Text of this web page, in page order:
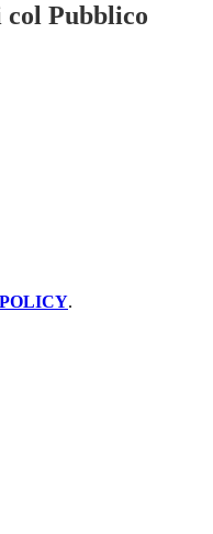
Pubblico
.